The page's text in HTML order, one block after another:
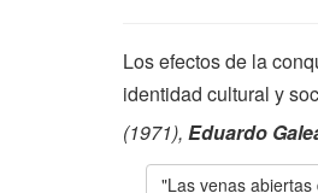
Los efectos de la
identidad cultural y
(1971), Eduardo
"Las venas